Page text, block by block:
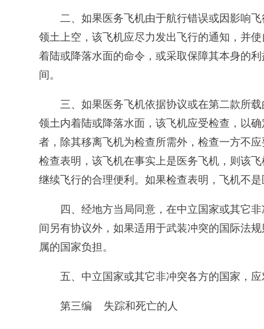
二、如果医务飞机由于航行错误或因影响
领土上空，该飞机应尽力发出飞行的通知，并
着陆或降落水面的命令，或采取保障其本身的
间。
三、如果医务飞机依据协议或在第二款所
领土内着陆或降落水面，该飞机应受检查，以
者，除其移离飞机为检查所需外，检查一方不
检查表明，该飞机在事实上是医务飞机，则该
继续飞行的合理便利。如果检查表明，飞机不
四、经地方当局同意，在中立国家或其它
间另有协议外，如果适用于武装冲突的国际法
属的国家负担。
五、中立国家或其它非冲突各方的国家，
第三编 失踪和死亡的人